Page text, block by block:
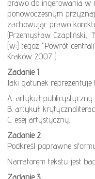
prawo do ingerowania w
ponowoczesnym
zachowując prawo
(Przemysław Czapliński,
[w:] tegoż “Powrót
Kraków 2007 )
Zadanie 1
Jaki gatunek reprezentuje
A. artykuł publicystyczny.
B. artykuł
C. esej artystyczny.
Zadanie 2
Podkreśl poprawne
Narratorem tekstu jest
Zadanie 3